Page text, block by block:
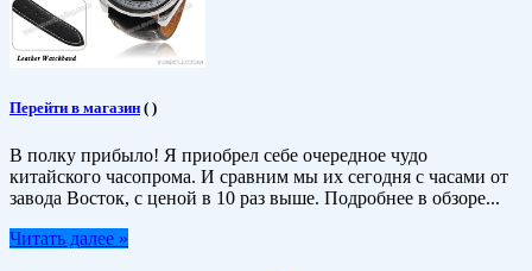
Перейти в магазин ( )
В полку прибыло! Я приобрел себе очередное чудо
китайского часопрома. И сравним мы их сегодня с часами от
завода Восток, с ценой в 10 раз выше. Подробнее в обзоре...
Читать далее »